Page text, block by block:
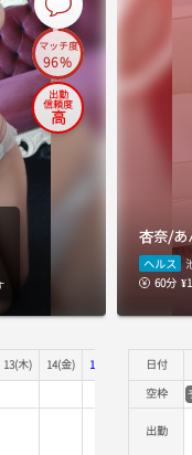
マッチ度
96%
出勤
信頼度
高
13(木) 14(金) 15(土) 16(日)
杏奈/あ
ヘルス
60分
日付
空枠
出勤